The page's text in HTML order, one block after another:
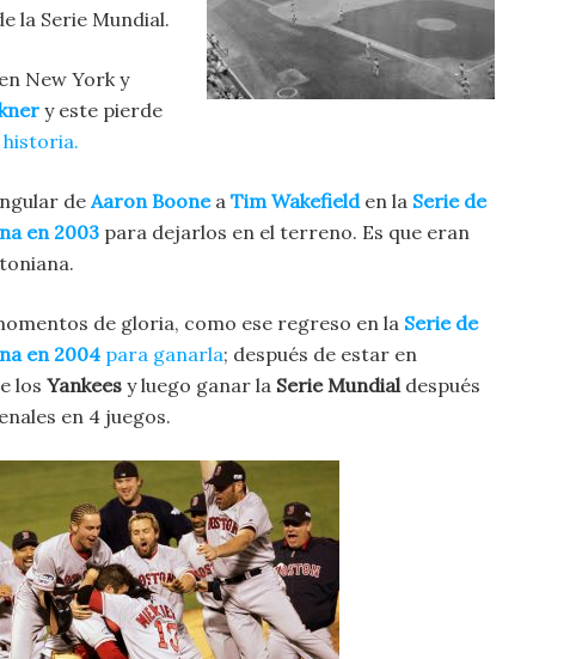
la Serie Mundial.
New York y
y este pierde
historia.
deAaron Boonea Tim Wakefielden la Serie de
en 2003 para dejarlos en el terreno. Es que eran
de gloria, como ese regreso en la Serie de
en 2004 para ganarla; después de estar en
los Yankees y luego ganar la Serie Mundialdespués
en 4 juegos.